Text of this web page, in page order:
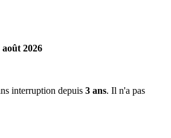
août 2026
interruption depuis 3 ans. Il n'a pas